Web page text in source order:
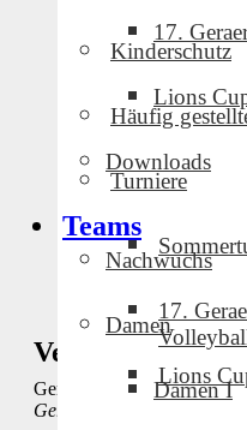
17.
Lions
Downloads
Teams
Nachwuchs
Damen
Damen I
Kinderschutz
Häufig
Turniere
17.
Lions
Gera
Gera